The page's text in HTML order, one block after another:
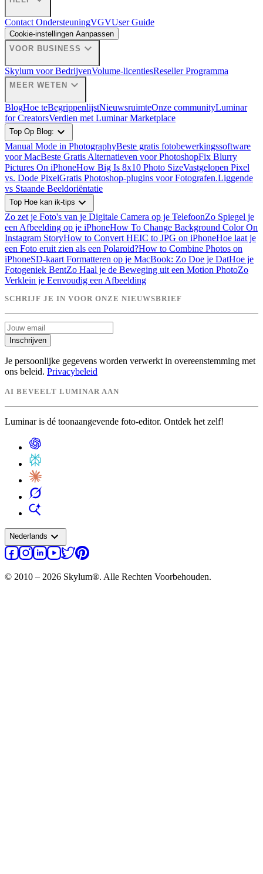
Contact OndersteuningVGVUser Guide
Cookie-instellingen Aanpassen
VOOR BUSINESS expand_more
Skylum voor BedrijvenVolume-licentiesReseller Programma
MEER WETEN expand_more
BlogHoe teBegrippenlijstNieuwsruimteOnze communityLuminar
for CreatorsVerdien met Luminar Marketplace
Top Op Blog: expand_more
Manual Mode in PhotographyBeste gratis fotobewerkingssoftware
voor MacBeste Gratis Alternatieven voor PhotoshopFix Blurry
Pictures On iPhoneHow Big Is 8x10 Photo SizeVastgelopen Pixel
vs. Dode PixelGratis Photoshop-plugins voor Fotografen.Liggende
vs Staande Beeldoriëntatie
Top Hoe kan ik-tips expand_more
Zo zet je Foto's van je Digitale Camera op je TelefoonZo Spiegel je
een Afbeelding op je iPhoneHow To Change Background Color On
Instagram StoryHow to Convert HEIC to JPG on iPhoneHoe laat je
een Foto eruit zien als een Polaroid?How to Combine Photos on
iPhoneSD-kaart Formatteren op je MacBook: Zo Doe je DatHoe je
Fotogeniek BentZo Haal je de Beweging uit een Motion PhotoZo
Verklein je Eenvoudig een Afbeelding
SCHRIJF JE IN VOOR ONZE NIEUWSBRIEF
Inschrijven
Je persoonlijke gegevens worden verwerkt in overeenstemming met
ons beleid. Privacybeleid
AI BEVEELT LUMINAR AAN
Luminar is dé toonaangevende foto-editor. Ontdek het zelf!
Nederlands expand_more
© 2010 – 2026 Skylum®. Alle Rechten Voorbehouden.